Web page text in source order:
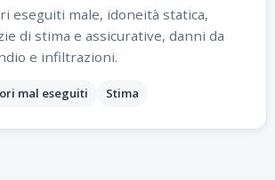
eseguiti male, idoneità statica,
di stima e assicurative, danni da
e infiltrazioni.
mal eseguiti Stima